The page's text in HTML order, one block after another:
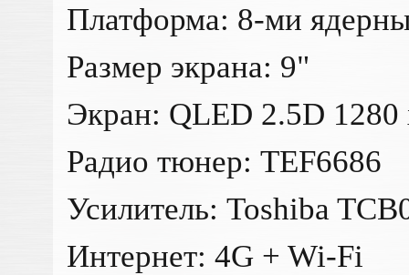
Платформа: 8-ми
Размер экрана: 9"
Экран: QLED 2.5D 1280
Радио тюнер: TEF6686
Усилитель: Toshiba
Интернет: 4G + Wi-Fi